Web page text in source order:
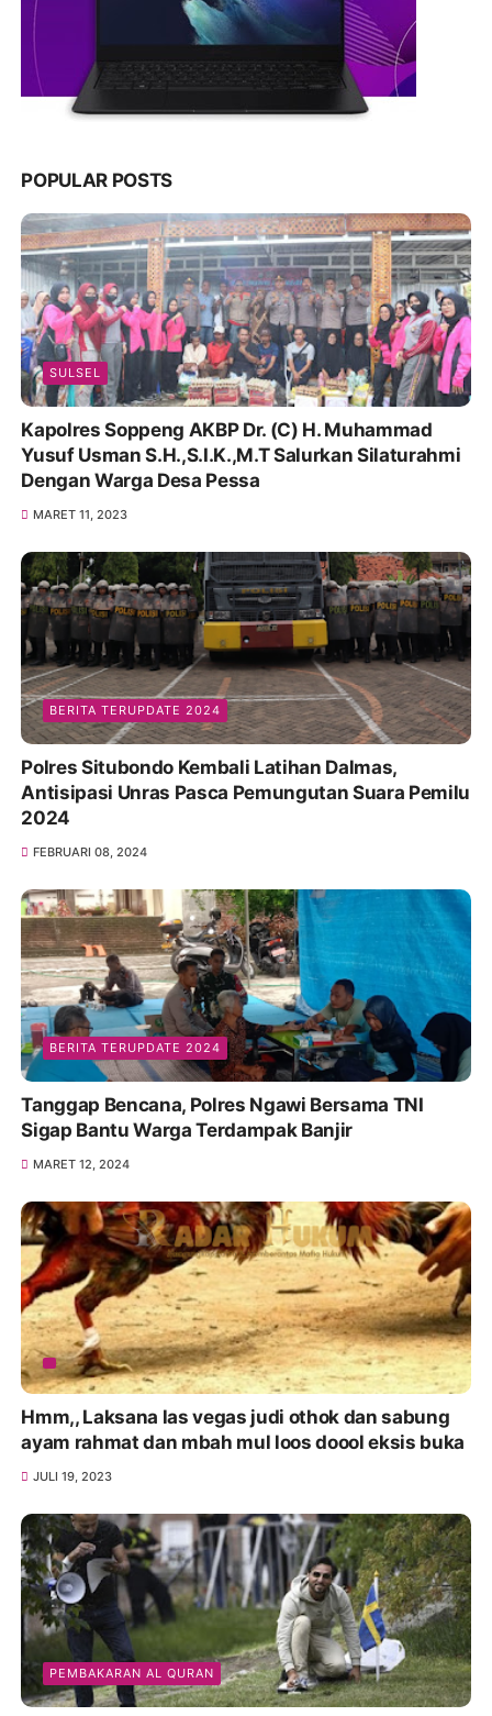
POPULAR POSTS
SULSEL
Kapolres Soppeng AKBP Dr. (C) H. Muhammad
Yusuf Usman S.H.,S.I.K.,M.T Salurkan Silaturahmi
Dengan Warga Desa Pessa
MARET 11, 2023
BERITA TERUPDATE 2024
Polres Situbondo Kembali Latihan Dalmas,
Antisipasi Unras Pasca Pemungutan Suara Pemilu
2024
FEBRUARI 08, 2024
BERITA TERUPDATE 2024
Tanggap Bencana, Polres Ngawi Bersama TNI
Sigap Bantu Warga Terdampak Banjir
MARET 12, 2024
Hmm,, Laksana las vegas judi othok dan sabung
ayam rahmat dan mbah mul loos doool eksis buka
JULI 19, 2023
PEMBAKARAN AL QURAN